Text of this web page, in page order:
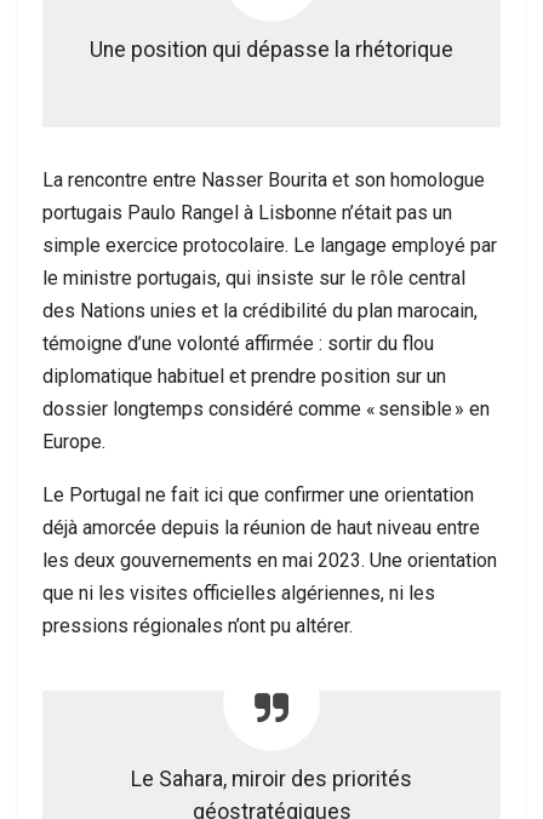
Une position qui dépasse la rhétorique
La rencontre entre Nasser Bourita et son homologue
portugais Paulo Rangel à Lisbonne n’était pas un
simple exercice protocolaire. Le langage employé par
le ministre portugais, qui insiste sur le rôle central
des Nations unies et la crédibilité du plan marocain,
témoigne d’une volonté affirmée : sortir du flou
diplomatique habituel et prendre position sur un
dossier longtemps considéré comme « sensible » en
Europe.
Le Portugal ne fait ici que confirmer une orientation
déjà amorcée depuis la réunion de haut niveau entre
les deux gouvernements en mai 2023. Une orientation
que ni les visites officielles algériennes, ni les
pressions régionales n’ont pu altérer.
Le Sahara, miroir des priorités
géostratégiques